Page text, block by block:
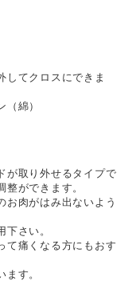
してクロスにできま
綿）
が取り外せるタイプで
ができます。
お肉がはみ出ないよう
さい。
て痛くなる方にもおす
す。